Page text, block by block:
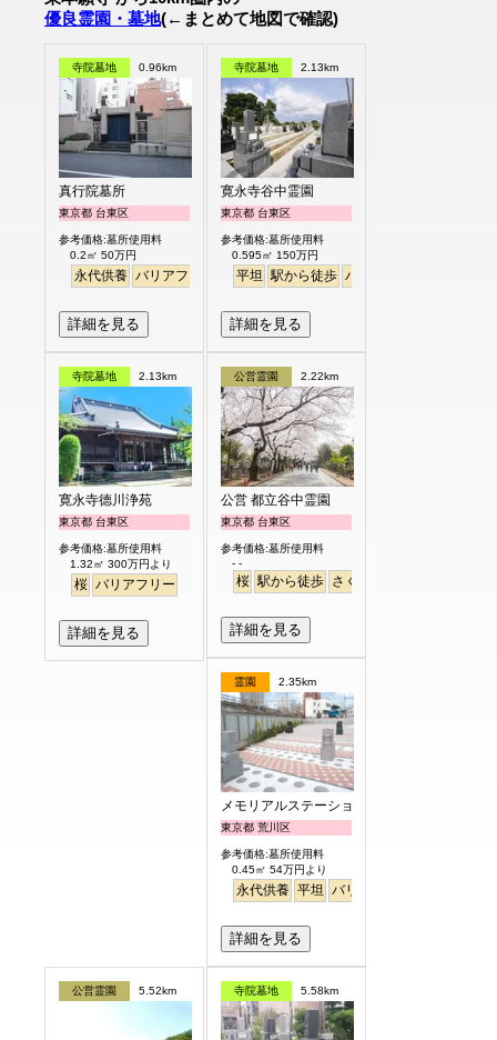
優良霊園・墓地(←まとめて地図で確認)
寺院墓地 0.96km
真行院墓所
東京都 台東区
参考価格:墓所使用料
0.2㎡ 50万円
永代供養 バリアフリー 駅から徒歩
詳細を見る
寺院墓地 2.13km
寛永寺谷中霊園
東京都 台東区
参考価格:墓所使用料
0.595㎡ 150万円
平坦 駅から徒歩 バリアフリー
詳細を見る
寺院墓地 2.13km
寛永寺德川浄苑
東京都 台東区
参考価格:墓所使用料
1.32㎡ 300万円より
桜 バリアフリー
詳細を見る
公営霊園 2.22km
公営 都立谷中霊園
東京都 台東区
参考価格:墓所使用料
- -
桜 駅から徒歩 さくら
詳細を見る
霊園 2.35km
メモリアルステーション南千住
東京都 荒川区
参考価格:墓所使用料
0.45㎡ 54万円より
永代供養 平坦 バリアフリー
詳細を見る
公営霊園 5.52km 寺院墓地 5.58km